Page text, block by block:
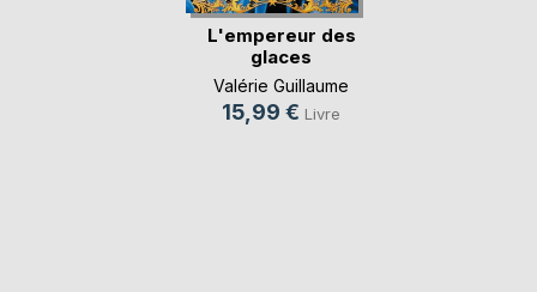
L'empereur des
glaces
Valérie Guillaume
15,99 € Livre